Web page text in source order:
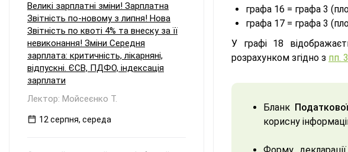
графа 16 = графа 3
графа 17 = графа 3
У графі 18
розрахунком згідно з пп.
Бланк
корисну
Великі зарплатні зміни! Зарплатна
Звітність по-новому з липня! Нова
Звітність по квоті 4% та внеску за її
невиконання! Зміни Середня
зарплата: критичність, лікарняні,
відпускні. ЄСВ, ПДФО, індексація
зарплати
Лектор: Мойсеєнко Т.
12 серпня, середа